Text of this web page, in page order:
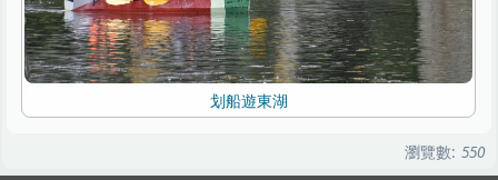
划船遊東湖
瀏覽數: 550